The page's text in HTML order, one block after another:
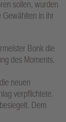
sollen, wurden
Gewählten in ihr
Bonk die
des Moments.
neuen
verpflichtete.
Dem